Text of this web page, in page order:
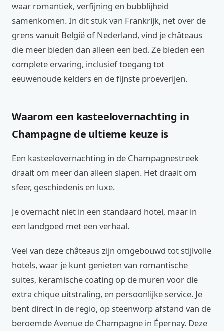
waar romantiek, verfijning en bubblijheid
samenkomen. In dit stuk van Frankrijk, net over de
grens vanuit België of Nederland, vind je châteaus
die meer bieden dan alleen een bed. Ze bieden een
complete ervaring, inclusief toegang tot
eeuwenoude kelders en de fijnste proeverijen.
Waarom een kasteelovernachting in
Champagne de ultieme keuze is
Een kasteelovernachting in de Champagnestreek
draait om meer dan alleen slapen. Het draait om
sfeer, geschiedenis en luxe.
Je overnacht niet in een standaard hotel, maar in
een landgoed met een verhaal.
Veel van deze châteaus zijn omgebouwd tot stijlvolle
hotels, waar je kunt genieten van romantische
suites, keramische coating op de muren voor die
extra chique uitstraling, en persoonlijke service. Je
bent direct in de regio, op steenworp afstand van de
beroemde Avenue de Champagne in Épernay. Deze